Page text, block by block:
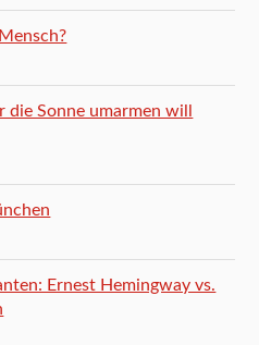
die Sonne umarmen will
Ernest Hemingway vs.